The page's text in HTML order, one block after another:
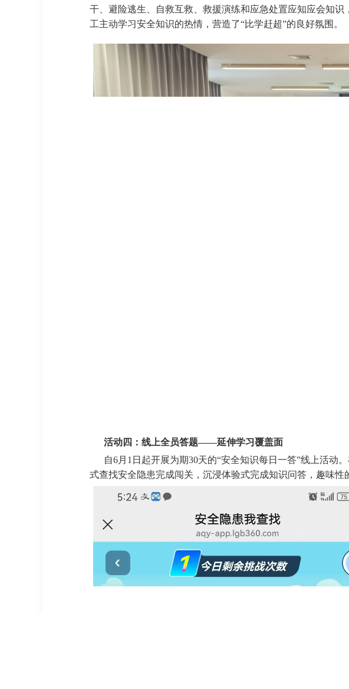
干、避险逃生、自救互救、救援演练和应急处置应知应会知
工主动学习安全知识的热情，营造了“比学赶超”的良好氛围。
活动四：线上全员答题——延伸学习覆盖面
自6月1日起开展为期30天的“安全知识每日一答”线上活动
式查找安全隐患完成闯关，沉浸体验式完成知识问答，趣味